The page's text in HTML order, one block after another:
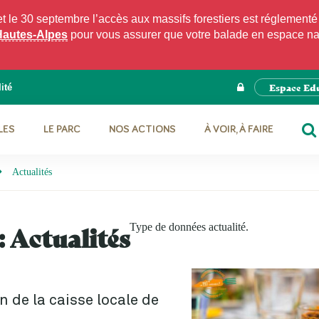
30 septembre l’accès aux massifs forestiers est
Alpes pour vous assurer que votre balade en espace
Espace
LE PARC NOS ACTIONS
À VOIR, À FAIRE
Actualités
ActualitésType de données actualité.
de la caisse locale de